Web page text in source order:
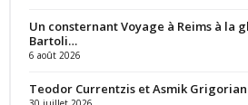
Un consternant Voyage à Reims à la
Bartoli…
6 août 2026
Teodor Currentzis et Asmik